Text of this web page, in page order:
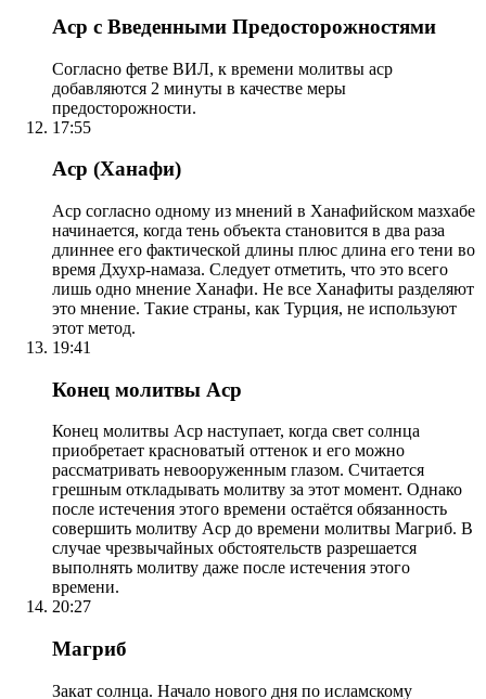
Аср с Введенными Предосторожностями
Согласно фетве ВИЛ, к времени молитвы аср
добавляются 2 минуты в качестве меры
предосторожности.
17:55
Аср (Ханафи)
Аср согласно одному из мнений в Ханафийском мазхабе
начинается, когда тень объекта становится в два раза
длиннее его фактической длины плюс длина его тени во
время Дхухр-намаза. Следует отметить, что это всего
лишь одно мнение Ханафи. Не все Ханафиты разделяют
это мнение. Такие страны, как Турция, не используют
этот метод.
19:41
Конец молитвы Аср
Конец молитвы Аср наступает, когда свет солнца
приобретает красноватый оттенок и его можно
рассматривать невооруженным глазом. Считается
грешным откладывать молитву за этот момент. Однако
после истечения этого времени остаётся обязанность
совершить молитву Аср до времени молитвы Магриб. В
случае чрезвычайных обстоятельств разрешается
выполнять молитву даже после истечения этого
времени.
20:27
Магриб
Закат солнца. Начало нового дня по исламскому